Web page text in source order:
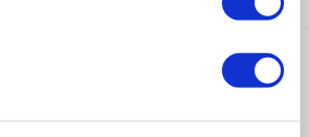
Prisijungti arba registruotis